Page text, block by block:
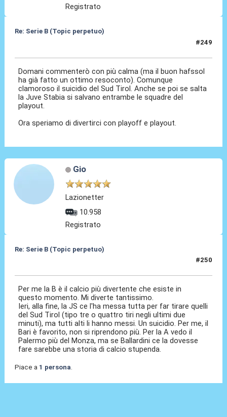
Registrato
Re: Serie B (Topic perpetuo)
#249
Domani commenterò con più calma (ma il buon hafssol
ha già fatto un ottimo resoconto). Comunque
clamoroso il suicidio del Sud Tirol. Anche se poi se salta
la Juve Stabia si salvano entrambe le squadre del
playout.
Ora speriamo di divertirci con playoff e playout.
Gio
Lazionetter
10.958
Registrato
Re: Serie B (Topic perpetuo)
#250
Per me la B è il calcio più divertente che esiste in
questo momento. Mi diverte tantissimo.
Ieri, alla fine, la JS ce l'ha messa tutta per far tirare quelli
del Sud Tirol (tipo tre o quattro tiri negli ultimi due
minuti), ma tutti alti li hanno messi. Un suicidio. Per me, il
Bari è favorito, non si riprendono più. Per la A vedo il
Palermo più del Monza, ma se Ballardini ce la dovesse
fare sarebbe una storia di calcio stupenda.
Piace a 1 persona